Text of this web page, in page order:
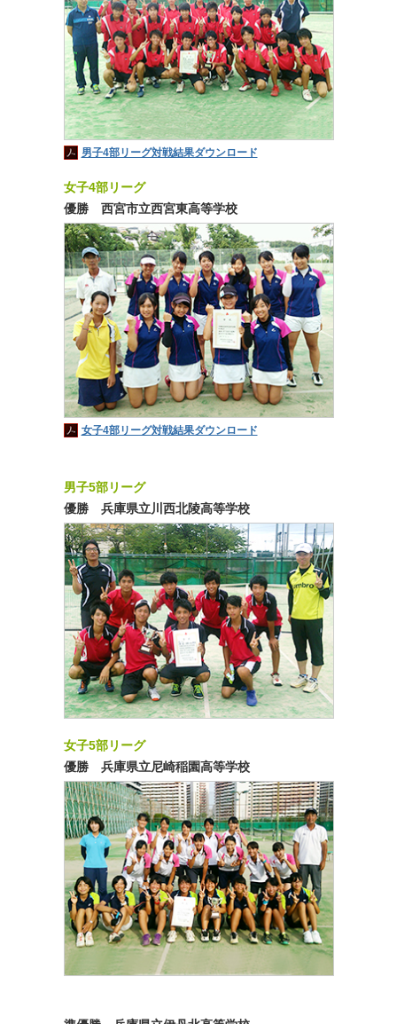
男子4部リーグ対戦結果ダウンロード
女子4部リーグ
優勝 西宮市立西宮東高等学校
女子4部リーグ対戦結果ダウンロード
男子5部リーグ
優勝 兵庫県立川西北陵高等学校
女子5部リーグ
優勝 兵庫県立尼崎稲園高等学校